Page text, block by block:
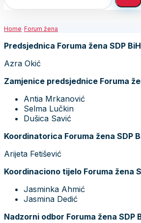
Home Forum žena
Predsjednica Foruma žena SDP BiH
Azra Okić
Zamjenice predsjednice Foruma
Antia Mrkanović
Selma Lučkin
Dušica Savić
Koordinatorica Foruma žena SDP
Arijeta Fetišević
Koordinaciono tijelo Foruma žena
Jasminka Ahmić
Jasmina Dedić
Nadzorni odbor Foruma žena SDP